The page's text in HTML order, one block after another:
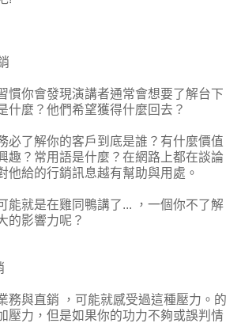
慣你會發現演講者通常會想要了解台下
什麼？他們希望獲得什麼回去？
必了解你的客戶到底是誰？有什麼價值
趣？常用語是什麼？在網路上都在談論
他給的行銷訊息越有幫助與用處。
能就是在雞同鴨講了... ，一個你不了解
的影響力呢？
務與直銷 ，可能就感受過這種壓力。的
壓力，但是如果你的功力不夠或誤判情